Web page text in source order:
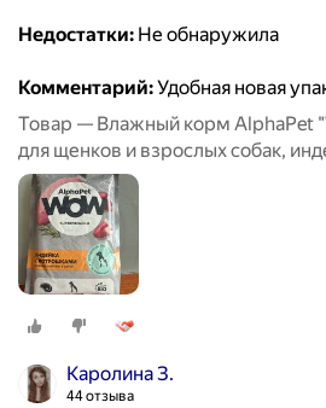
Недостатки: Не обнаружила
Комментарий:Удобная новая
Товар — Влажный корм AlphaPet
для щенков и взрослых собак,
Каролина З.
44 отзыва